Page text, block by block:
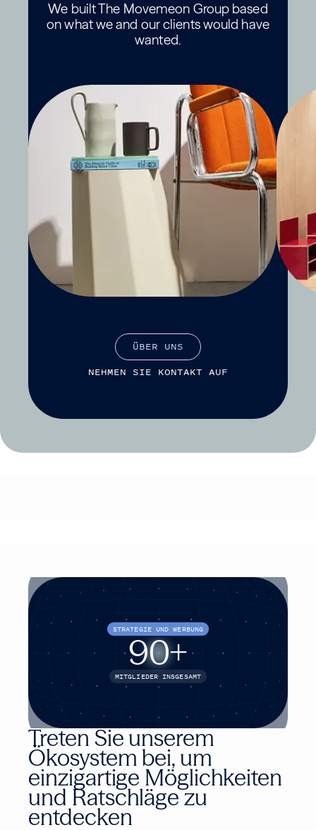
We built The Movemeon Group based
on what we and our clients would have
wanted.
ÜBER UNS
NEHMEN SIE KONTAKT AUF
Treten Sie unserem
Ökosystem bei, um
einzigartige Möglichkeiten
und Ratschläge zu
entdecken
STRATEGIE UND WERBUNG
90+
MITGLIEDER INSGESAMT